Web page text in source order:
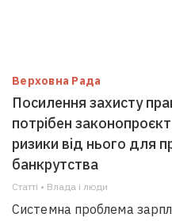
Верховна Рада
Посилення захисту
потрібен
ризики від нього для
банкрутства
Статті • Влада i люди
Системна проблема